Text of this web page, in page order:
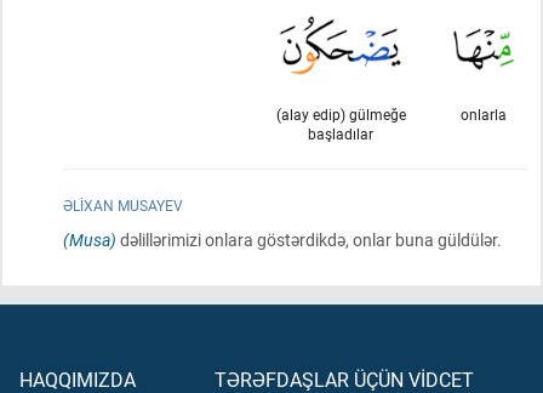
onlarla
(alay edip) gülmeğe
başladılar
ƏLIXAN MUSAYEV
(Musa) dəlillərimizi onlara göstərdikdə, onlar buna güldülər.
HAQQIMIZDA
TƏRƏFDAŞLAR ÜÇÜN VİDCET